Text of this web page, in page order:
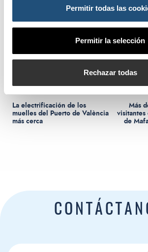
Permitir todas las
Permitir la selección
Rechazar todas
como premio el libro “Todo Mafalda”.
Navegación de
Anterior
La electrificación de los
muelles del Puerto de València
más cerca
Más
visitantes
de